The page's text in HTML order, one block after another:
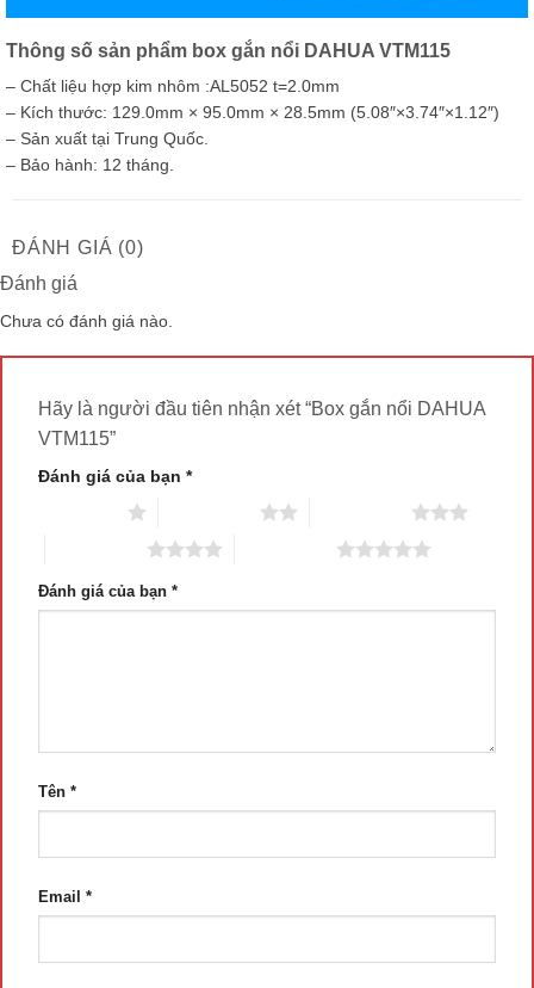
Thông số sản phẩm box gắn nổi DAHUA VTM115
– Chất liệu hợp kim nhôm :AL5052 t=2.0mm
– Kích thước: 129.0mm × 95.0mm × 28.5mm (5.08″×3.74″×1.12″)
– Sản xuất tại Trung Quốc.
– Bảo hành: 12 tháng.
ĐÁNH GIÁ (0)
Đánh giá
Chưa có đánh giá nào.
Hãy là người đầu tiên nhận xét “Box gắn nổi DAHUA
VTM115”
Đánh giá của bạn *
Đánh giá của bạn *
Tên *
Email *